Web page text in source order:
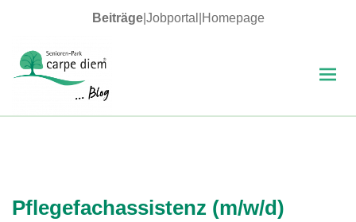
Beiträge| Jobportal Homepage
Pflegefachassistenz (m/w/d)